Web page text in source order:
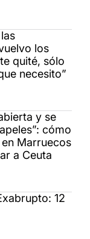
los
quité, sólo
necesito”
y se
cómo
Marruecos
a Ceuta
12